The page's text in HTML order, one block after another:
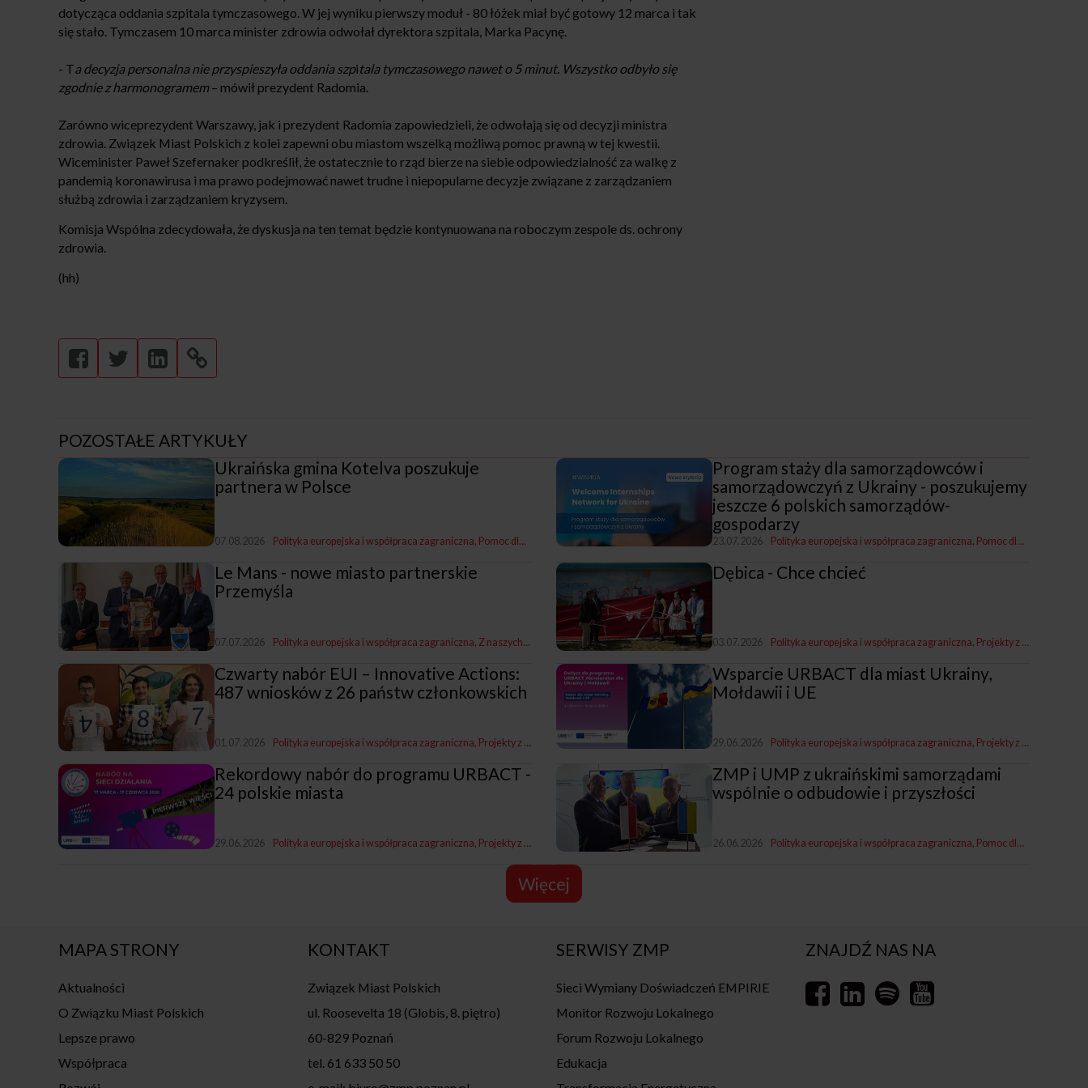
dotycząca oddania szpitala tymczasowego. W jej wyniku pierwszy moduł - 80 łóżek miał być gotowy 12 marca i tak
się stało. Tymczasem 10 marca minister zdrowia odwołał dyrektora szpitala, Marka Pacynę.
- Ta decyzja personalna nie przyspieszyła oddania szpitala tymczasowego nawet o 5 minut. Wszystko odbyło się
zgodnie z harmonogramem– mówił prezydent Radomia.
Zarówno wiceprezydent Warszawy, jak i prezydent Radomia zapowiedzieli, że odwołają się od decyzji ministra
zdrowia. Związek Miast Polskich z kolei zapewni obu miastom wszelką możliwą pomoc prawną w tej kwestii.
Wiceminister Paweł Szefernaker podkreślił, że ostatecznie to rząd bierze na siebie odpowiedzialność za walkę z
pandemią koronawirusa i ma prawo podejmować nawet trudne i niepopularne decyzje związane z zarządzaniem
służbą zdrowia i zarządzaniem kryzysem.
Komisja Wspólna zdecydowała, że dyskusja na ten temat będzie kontynuowana na roboczym zespole ds. ochrony
zdrowia.
(hh)
POZOSTAŁE ARTYKUŁY
Ukraińska gmina Kotelva poszukuje
partnera w Polsce
07.08.2026 Polityka europejska i współpraca zagraniczna Pomoc dla Ukrainy
Program staży dla samorządowców i
samorządowczyń z Ukrainy - poszukujemy
jeszcze 6 polskich samorządów-
gospodarzy
23.07.2026 Polityka europejska i współpraca zagraniczna Pomoc dla Ukrainy
Le Mans - nowe miasto partnerskie
Przemyśla
07.07.2026 Polityka europejska i współpraca zagraniczna Z naszych miast
Dębica - Chce chcieć
03.07.2026 Polityka europejska i współpraca zagraniczna Projekty z miastami i dla miast
Czwarty nabór EUI – Innovative Actions:
487 wniosków z 26 państw członkowskich
01.07.2026 Polityka europejska i współpraca zagraniczna Projekty z miastami i dla miast Europejska Inicjatywa Miejska (European Urban Initiative - EUI)
Wsparcie URBACT dla miast Ukrainy,
Mołdawii i UE
29.06.2026 Polityka europejska i współpraca zagraniczna Projekty z miastami i dla miast
Rekordowy nabór do programu URBACT -
24 polskie miasta
29.06.2026 Polityka europejska i współpraca zagraniczna Projekty z miastami i dla miast
ZMP i UMP z ukraińskimi samorządami
wspólnie o odbudowie i przyszłości
26.06.2026 Polityka europejska i współpraca zagraniczna Pomoc dla Ukrainy
Więcej
MAPA STRONY
Aktualności
O Związku Miast Polskich
Lepsze prawo
Współpraca
KONTAKT
Związek Miast Polskich
ul. Roosevelta 18 (Globis, 8. piętro)
60-829 Poznań
tel. 61 633 50 50
SERWISY ZMP
Sieci Wymiany Doświadczeń EMPIRIE
Monitor Rozwoju Lokalnego
Forum Rozwoju Lokalnego
Edukacja
ZNAJDŹ NAS NA